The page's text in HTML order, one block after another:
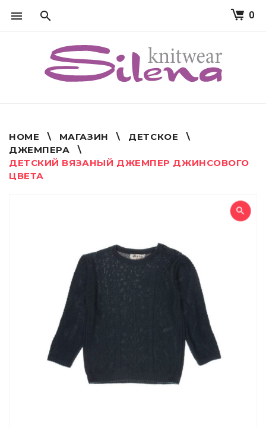
0
HOME \ МАГАЗИН \ ДЕТСКОЕ
\
ДЖЕМПЕРА
\
ДЕТСКИЙ ВЯЗАНЫЙ ДЖЕМПЕР ДЖИНСОВОГО
ЦВЕТА